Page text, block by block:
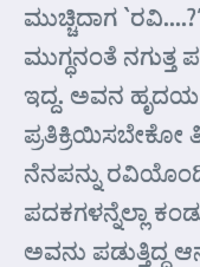
ಮುಚ್ಚಿದಾಗ
ಮುಗ್ಧನಂತೆ ನಗುತ್ತ
ಇದ್ದ. ಅವನ ಹೃದಯ
ನೆನಪನ್ನು
ಪದಕಗಳನ್ನೆಲ್ಲಾ
ಅವನು ಪಡುತ್ತಿದ್ದ